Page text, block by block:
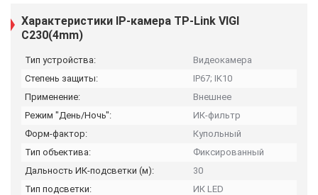
Характеристики IP-камера TP-Link VIGI
C230(4mm)
Тип устройства:
Видеокамера
Степень защиты:
IP67; IK10
Применение:
Внешнее
Режим "День/Ночь":
ИК-фильтр
Форм-фактор:
Купольный
Тип объектива:
Фиксированный
Дальность ИК-подсветки (м):
30
Тип подсветки:
ИК LED